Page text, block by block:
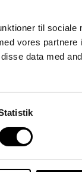
til sociale
vores partnere
data med